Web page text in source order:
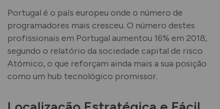
Portugal é o país europeu onde o número de
programadores mais cresceu. O número destes
profissionais em Portugal aumentou 16% em 2018,
segundo o relatório da sociedade capital de risco
Atómico, o que reforçam ainda mais a sua posição
como um hub tecnológico promissor.